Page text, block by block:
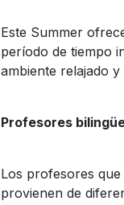
Este Summer
período de tiempo
ambiente relajado y
Profesores
Los profesores
provienen de